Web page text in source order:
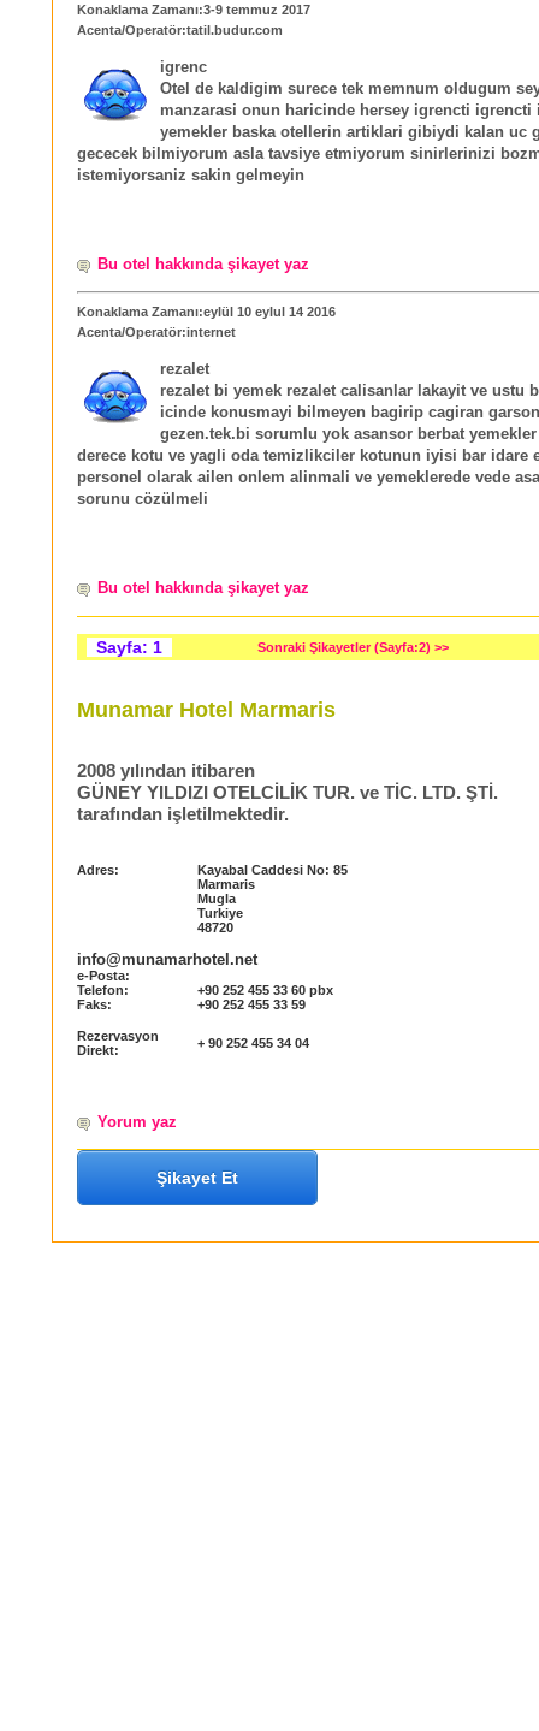
Konaklama Zamanı:3-9 temmuz 2017
Acenta/Operatör:tatil.budur.com
igrenc
Otel de kaldigim surece tek memnum oldugum
manzarasi onun haricinde hersey igrencti igrencti
yemekler baska otellerin artiklari gibiydi kalan uc
gececek bilmiyorum asla tavsiye etmiyorum sinirlerinizi
istemiyorsaniz sakin gelmeyin
Bu otel hakkında şikayet yaz
Konaklama Zamanı:eylül 10 eylul 14 2016
Acenta/Operatör:internet
rezalet
rezalet bi yemek rezalet calisanlar lakayit ve ustu
icinde konusmayi bilmeyen bagirip cagiran
gezen.tek.bi sorumlu yok asansor berbat
derece kotu ve yagli oda temizlikciler kotunun iyisi bar idare
personel olarak ailen onlem alinmali ve yemeklerede vede
sorunu cözülmeli
Bu otel hakkında şikayet yaz
Sayfa: 1 Sonraki Şikayetler (Sayfa:2) >>
Munamar Hotel Marmaris
2008 yılından itibaren
GÜNEY YILDIZI OTELCİLİK TUR. ve TİC. LTD. ŞTİ.
tarafından işletilmektedir.
Adres:
Kayabal Caddesi No: 85
Marmaris
Mugla
Turkiye
48720
info@munamarhotel.net
e-Posta:
Telefon:
+90 252 455 33 60 pbx
Faks:
+90 252 455 33 59
Rezervasyon
Direkt:
+ 90 252 455 34 04
Yorum yaz
Şikayet Et